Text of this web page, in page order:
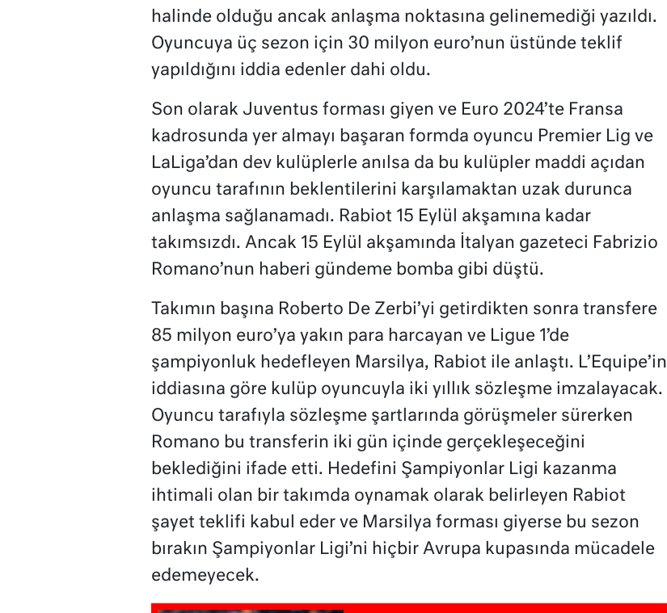
halinde olduğu ancak anlaşma noktasına gelinemediği yazıldı.
Oyuncuya üç sezon için 30 milyon euro’nun üstünde teklif
yapıldığını iddia edenler dahi oldu.
Son olarak Juventus forması giyen ve Euro 2024’te Fransa
kadrosunda yer almayı başaran formda oyuncu Premier Lig ve
LaLiga’dan dev kulüplerle anılsa da bu kulüpler maddi açıdan
oyuncu tarafının beklentilerini karşılamaktan uzak durunca
anlaşma sağlanamadı. Rabiot 15 Eylül akşamına kadar
takımsızdı. Ancak 15 Eylül akşamında İtalyan gazeteci Fabrizio
Romano’nun haberi gündeme bomba gibi düştü.
Takımın başına Roberto De Zerbi’yi getirdikten sonra transfere
85 milyon euro’ya yakın para harcayan ve Ligue 1’de
şampiyonluk hedefleyen Marsilya, Rabiot ile anlaştı. L’Equipe’in
iddiasına göre kulüp oyuncuyla iki yıllık sözleşme imzalayacak.
Oyuncu tarafıyla sözleşme şartlarında görüşmeler sürerken
Romano bu transferin iki gün içinde gerçekleşeceğini
beklediğini ifade etti. Hedefini Şampiyonlar Ligi kazanma
ihtimali olan bir takımda oynamak olarak belirleyen Rabiot
şayet teklifi kabul eder ve Marsilya forması giyerse bu sezon
bırakın Şampiyonlar Ligi’ni hiçbir Avrupa kupasında mücadele
edemeyecek.